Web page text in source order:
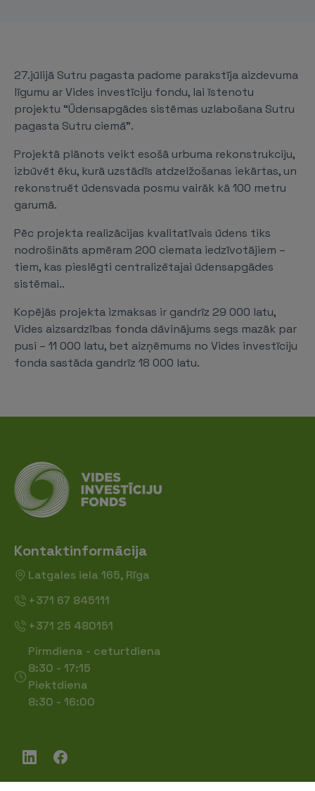
27.jūlijā Sutru pagasta padome parakstīja aizdevuma
līgumu ar Vides investīciju fondu, lai īstenotu
projektu “Ūdensapgādes sistēmas uzlabošana Sutru
pagasta Sutru ciemā”.
Projektā plānots veikt esošā urbuma rekonstrukciju,
izbūvēt ēku, kurā uzstādīs atdzelžošanas iekārtas, un
rekonstruēt ūdensvada posmu vairāk kā 100 metru
garumā.
Pēc projekta realizācijas kvalitatīvais ūdens tiks
nodrošināts apmēram 200 ciemata iedzīvotājiem –
tiem, kas pieslēgti centralizētajai ūdensapgādes
sistēmai..
Kopējās projekta izmaksas ir gandrīz 29 000 latu,
Vides aizsardzības fonda dāvinājums segs mazāk par
pusi – 11 000 latu, bet aizņēmums no Vides investīciju
fonda sastāda gandrīz 18 000 latu.
Kontaktinformācija
Latgales iela 165, Rīga
+371 67 845111
+371 25 480151
Pirmdiena - ceturtdiena
8:30 - 17:15
Piektdiena
8:30 - 16:00